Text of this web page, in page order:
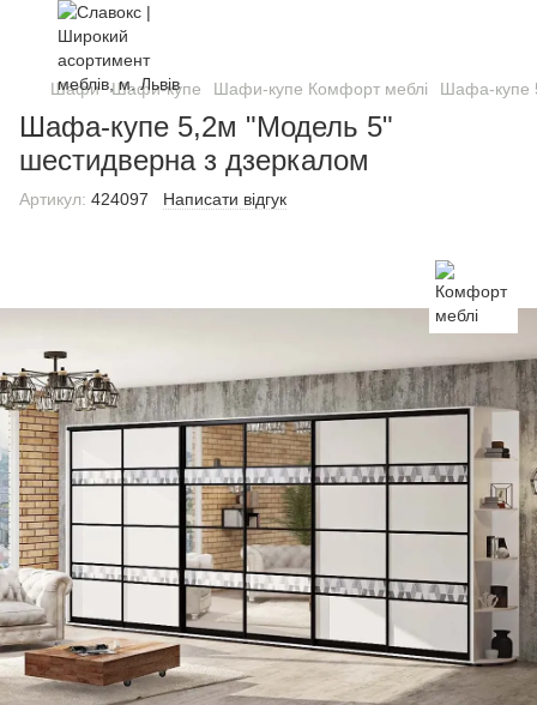
Шафи Шафи-купе Шафи-купе Комфорт меблі Шафа-купе
Шафа-купе 5,2м "Модель 5"
шестидверна з дзеркалом
Артикул: 424097 Написати відгук